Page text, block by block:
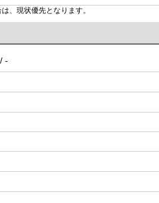
、現状優先となります。
-